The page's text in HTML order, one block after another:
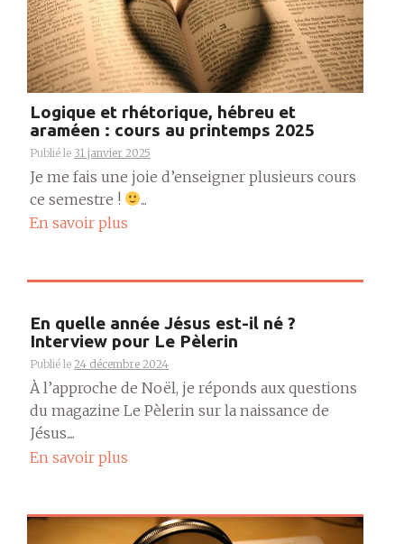
Logique et rhétorique, hébreu et
araméen : cours au printemps 2025
Publié le 31 janvier 2025
Je me fais une joie d’enseigner plusieurs cours
ce semestre !
...
En savoir plus
En quelle année Jésus est-il né ?
Interview pour Le Pèlerin
Publié le 24 décembre 2024
À l’approche de Noël, je réponds aux questions
du magazine Le Pèlerin sur la naissance de
Jésus....
En savoir plus